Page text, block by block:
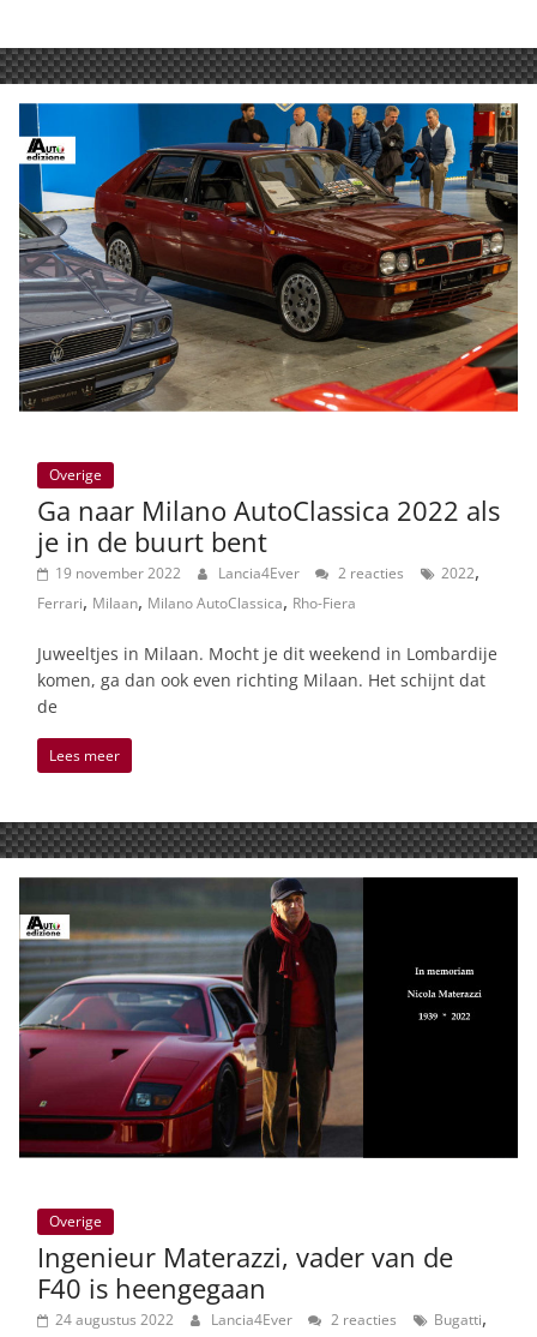
Overige
Ga naar Milano AutoClassica 2022 als
je in de buurt bent
19 november 2022 Lancia4Ever 2 reacties 2022,
Ferrari, Milaan, Milano AutoClassica, Rho-Fiera
Juweeltjes in Milaan. Mocht je dit weekend in Lombardije
komen, ga dan ook even richting Milaan. Het schijnt dat
de
Lees meer
Overige
Ingenieur Materazzi, vader van de
F40 is heengegaan
24 augustus 2022 Lancia4Ever 2 reacties Bugatti,